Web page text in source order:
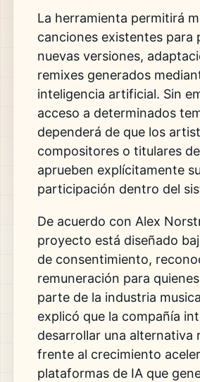
La herramienta permitirá
canciones existentes para
nuevas versiones,
remixes generados
inteligencia artificial. Sin
acceso a determinados
dependerá de que los
compositores o titulares
aprueben explícitamente su
participación dentro del
De acuerdo con Alex
proyecto está diseñado
de consentimiento,
remuneración para
parte de la industria
explicó que la compañía
desarrollar una alternativa
frente al crecimiento
plataformas de IA que